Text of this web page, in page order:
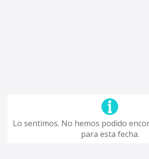
Lo sentimos. No hemos podido
para esta fecha.